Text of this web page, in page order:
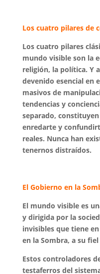
Los cuatro pilares de
Los cuatro pilares
mundo visible son la
religión, la política. Y
devenido esencial en
masivos de
tendencias y
separado,
enredarte y
reales. Nunca han
tenernos distraídos.
El Gobierno en la
El mundo visible es
y dirigida por la
invisibles que tiene
en la Sombra, a su
Estos controladores
testaferros del